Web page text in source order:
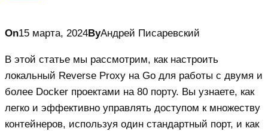
On15 марта, 2024ByАндрей Писаревский
В этой статье мы рассмотрим, как настроить
локальный Reverse Proxy на Go для работы с двумя и
более Docker проектами на 80 порту. Вы узнаете, как
легко и эффективно управлять доступом к множеству
контейнеров, используя один стандартный порт, и как